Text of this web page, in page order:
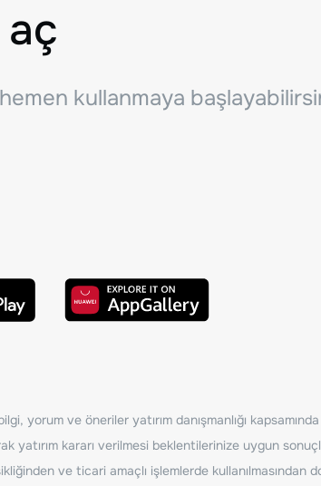
kullanmaya
yorum ve öneriler yatırım danışmanlığı
kararı verilmesi beklentilerinize uygun
ve ticari amaçlı işlemlerde